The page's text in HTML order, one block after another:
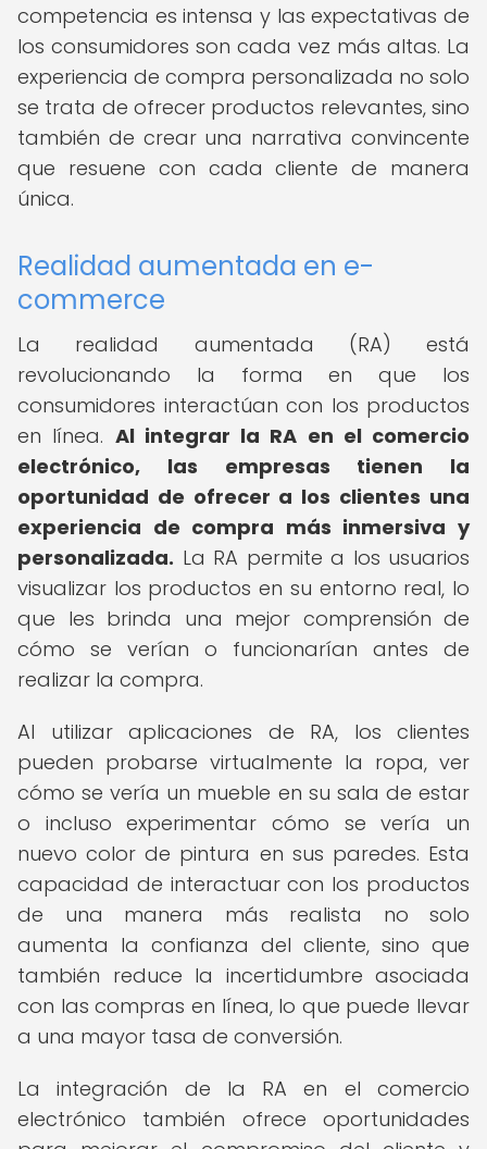
competencia es intensa y las expectativas de
los consumidores son cada vez más altas. La
experiencia de compra personalizada no solo
se trata de ofrecer productos relevantes, sino
también de crear una narrativa convincente
que resuene con cada cliente de manera
única.
Realidad aumentada en e-
commerce
La realidad aumentada (RA) está
revolucionando la forma en que los
consumidores interactúan con los productos
en línea. Al integrar la RA en el comercio
electrónico, las empresas tienen la
oportunidad de ofrecer a los clientes una
experiencia de compra más inmersiva y
personalizada. La RA permite a los usuarios
visualizar los productos en su entorno real, lo
que les brinda una mejor comprensión de
cómo se verían o funcionarían antes de
realizar la compra.
Al utilizar aplicaciones de RA, los clientes
pueden probarse virtualmente la ropa, ver
cómo se vería un mueble en su sala de estar
o incluso experimentar cómo se vería un
nuevo color de pintura en sus paredes. Esta
capacidad de interactuar con los productos
de una manera más realista no solo
aumenta la confianza del cliente, sino que
también reduce la incertidumbre asociada
con las compras en línea, lo que puede llevar
a una mayor tasa de conversión.
La integración de la RA en el comercio
electrónico también ofrece oportunidades